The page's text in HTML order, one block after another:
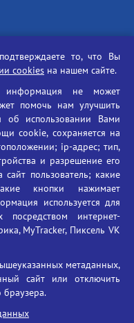
безопасности
РФ
университет
18:00
90-85
то, что Вы
cookies на нашем сайте.
не может
помочь нам улучшить
об использовании Вами
cookie, сохраняется на
ip-адрес; тип,
и разрешение его
пользователь; какие
кнопки нажимает
используется для
посредством интернет-
MyTracker, Пиксель VK
метаданных,
сайт или отключить
браузера.